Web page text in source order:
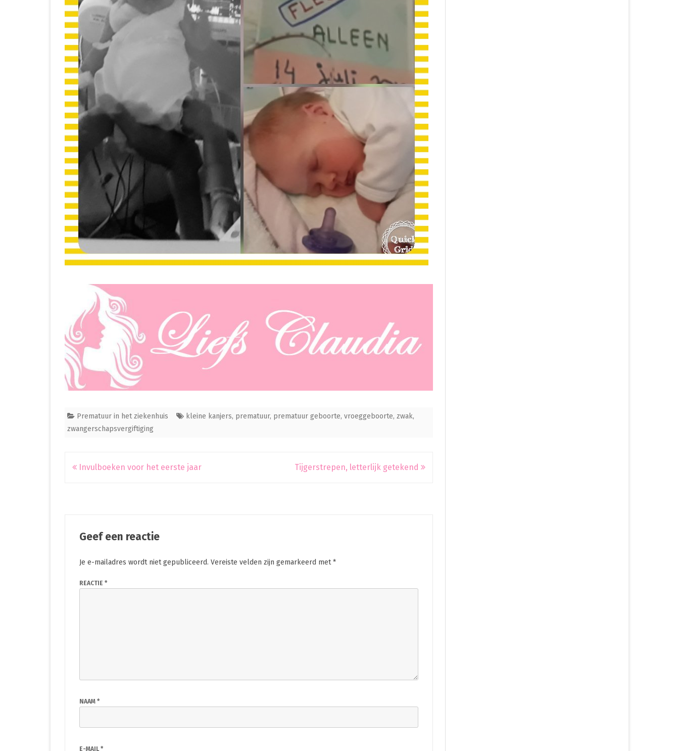
Prematuur in het ziekenhuis kleine kanjers, prematuur, prematuur geboorte, vroeggeboorte, zwak,
zwangerschapsvergiftiging
Bericht
Invulboeken voor het eerste jaar Tijgerstrepen, letterlijk getekend
Geef een reactie
Je e-mailadres wordt niet gepubliceerd. Vereiste velden zijn gemarkeerd met*
REACTIE *
NAAM *
E-MAIL *